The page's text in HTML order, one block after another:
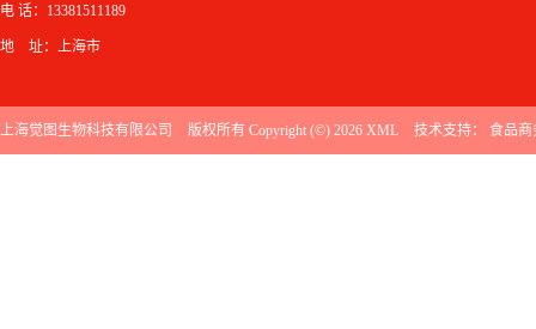
电 话：13381511189
地 址：上海市
上海觉图生物科技有限公司 版权所有 Copyright (©) 2026 XML 技术支持： 食品商